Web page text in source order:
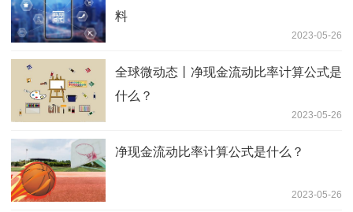
料
2023-05-26
全球微动态丨净现金流动比率计算公式是
什么？
2023-05-26
净现金流动比率计算公式是什么？
2023-05-26